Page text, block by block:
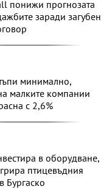
понижи прогнозата
заради загубен
минимално,
малките компании
с 2,6%
в оборудване,
птицевъдния
Бургаско